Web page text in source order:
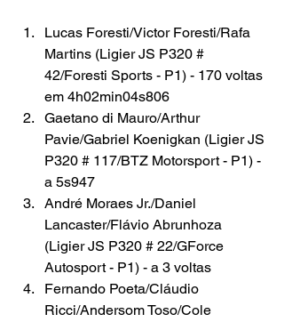
Lucas Foresti/Victor Foresti/Rafa
Martins (Ligier JS P320 #
42/Foresti Sports - P1) - 170 voltas
em 4h02min04s806
Gaetano di Mauro/Arthur
Pavie/Gabriel Koenigkan (Ligier JS
P320 # 117/BTZ Motorsport - P1) -
a 5s947
André Moraes Jr./Daniel
Lancaster/Flávio Abrunhoza
(Ligier JS P320 # 22/GForce
Autosport - P1) - a 3 voltas
Fernando Poeta/Cláudio
Ricci/Andersom Toso/Cole